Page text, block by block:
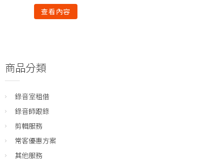
查看內容
商品分類
錄音室租借
錄音師跟錄
剪輯服務
常客優惠方案
其他服務